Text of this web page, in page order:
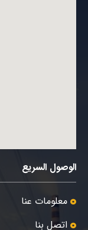
الوصول السريع
معلومات عنا
اتصل بنا